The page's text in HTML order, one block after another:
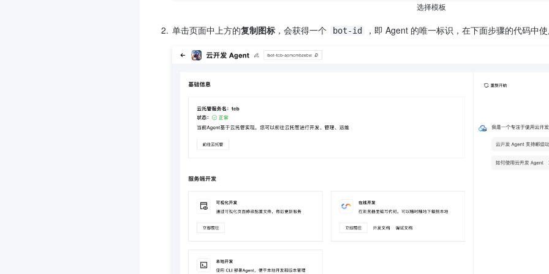
选择模板
2. 单击页面中上方的复制图标 ，会获得一个 bot-id ，即 Agent 的唯一标识，在下面步骤的代码中